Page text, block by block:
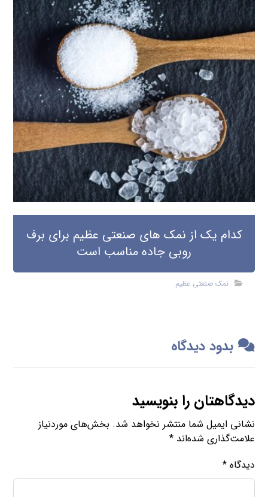
کدام یک از نمک های صنعتی عظیم برای برف
روبی جاده مناسب است
نمک صنعتی عظیم
بدود دیدگاه
دیدگاهتان را بنویسید
نشانی ایمیل شما منتشر نخواهد شد. بخش‌های موردنیاز
علامت‌گذاری شده‌اند*
دیدگاه*